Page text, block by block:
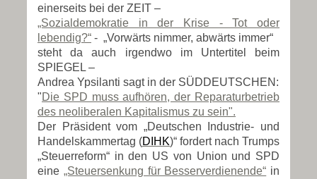
einerseits bei der ZEIT –
„Sozialdemokratie in der Krise - Tot oder
lebendig?“ - „Vorwärts nimmer, abwärts immer“
steht da auch irgendwo im Untertitel beim
SPIEGEL –
Andrea Ypsilanti sagt in der SÜDDEUTSCHEN:
"Die SPD muss aufhören, der Reparaturbetrieb
des neoliberalen Kapitalismus zu sein".
Der Präsident vom „Deutschen Industrie- und
Handelskammertag (DIHK)“ fordert nach Trumps
„Steuerreform“ in den US von Union und SPD
eine „Steuersenkung für Besserverdienende“ in